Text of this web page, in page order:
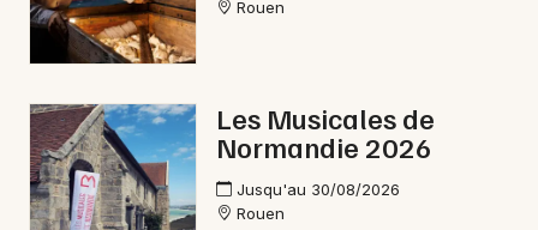
Rouen
Les Musicales de
Normandie 2026
Jusqu'au 30/08/2026
Rouen